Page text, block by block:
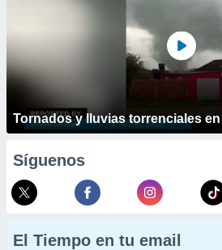
Tornados y lluvias torrenciales
Síguenos
El Tiempo en tu email